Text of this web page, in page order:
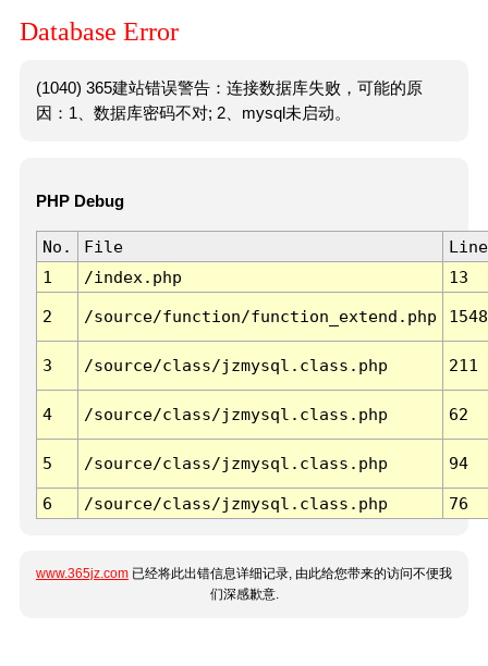
Database Error
(1040) 365建站错误警告：连接数据库失败，可能的原
因：1、数据库密码不对; 2、mysql未启动。
PHP Debug
No. File
Line
1
/index.php 13
2 /source/function/function_extend.php 1548
3 /source/class/jzmysql.class.php 211
4 /source/class/jzmysql.class.php 62
5 /source/class/jzmysql.class.php 94
6 /source/class/jzmysql.class.php 76
www.365jz.com 已经将此出错信息详细记录, 由此给您带来的访问不便我
们深感歉意.